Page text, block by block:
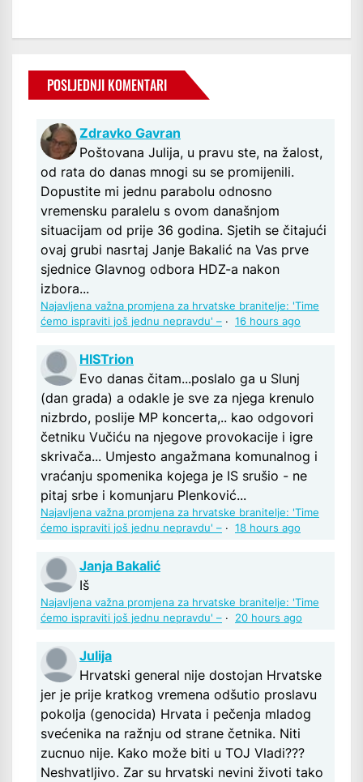
POSLJEDNJI KOMENTARI
Zdravko Gavran
Poštovana Julija, u pravu ste, na žalost,
od rata do danas mnogi su se promijenili.
Dopustite mi jednu parabolu odnosno
vremensku paralelu s ovom današnjom
situacijam od prije 36 godina. Sjetih se čitajući
ovaj grubi nasrtaj Janje Bakalić na Vas prve
sjednice Glavnog odbora HDZ-a nakon
izbora...
Najavljena važna promjena za hrvatske branitelje: 'Time
ćemo ispraviti još jednu nepravdu' – · 16 hours ago
HISTrion
Evo danas čitam...poslalo ga u Slunj
(dan grada) a odakle je sve za njega krenulo
nizbrdo, poslije MP koncerta,.. kao odgovori
četniku Vučiću na njegove provokacije i igre
skrivača... Umjesto angažmana komunalnog i
vraćanju spomenika kojega je IS srušio - ne
pitaj srbe i komunjaru Plenković...
Najavljena važna promjena za hrvatske branitelje: 'Time
ćemo ispraviti još jednu nepravdu' – · 18 hours ago
Janja Bakalić
Iš
Najavljena važna promjena za hrvatske branitelje: 'Time
ćemo ispraviti još jednu nepravdu' – · 20 hours ago
Julija
Hrvatski general nije dostojan Hrvatske
jer je prije kratkog vremena odšutio proslavu
pokolja (genocida) Hrvata i pečenja mladog
svećenika na ražnju od strane četnika. Niti
zucnuo nije. Kako može biti u TOJ Vladi???
Neshvatljivo. Zar su hrvatski nevini životi tako